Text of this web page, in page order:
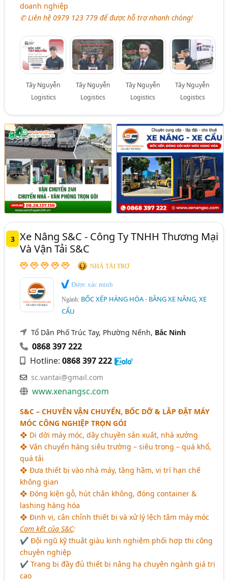
doanh nghiệp
✆ Liên hệ 0979 123 779 để được hỗ trợ nhanh chóng!
Tây Nguyễn
Logistics
Tây Nguyễn
Logistics
Tây Nguyễn
Logistics
Tây Nguyễn
Logistics
3 Xe Nâng S&C - Công Ty TNHH Thương Mại
Và Vận Tải S&C
NHÀ TÀI TRỢ
Được xác minh
Ngành: BỐC XẾP HÀNG HÓA - BẰNG XE NÂNG, XE
CẨU
Tổ Dân Phố Trúc Tay, Phường Nếnh, Bắc Ninh
0868 397 222
Hotline:0868 397 222
sc.vantai@gmail.com
www.xenangsc.com
S&C – CHUYÊN VẬN CHUYỂN, BỐC DỠ & LẮP ĐẶT MÁY
MÓC CÔNG NGHIỆP TRỌN GÓI
❖ Di dời máy móc, dây chuyền sản xuất, nhà xưởng
❖ Vận chuyển hàng siêu trường – siêu trọng – quá khổ,
quá tải
❖ Đưa thiết bị vào nhà máy, tầng hầm, vị trí hạn chế
không gian
❖ Đóng kiện gỗ, hút chân không, đóng container &
lashing hàng hóa
❖ Định vị, cân chỉnh thiết bị và xử lý lệch tâm máy móc
Cam kết của S&C:
✔ Đội ngũ kỹ thuật giàu kinh nghiệm phối hợp thi công
chuyên nghiệp
✔ Trang bị đầy đủ thiết bị nâng hạ chuyên ngành giá trị
cao